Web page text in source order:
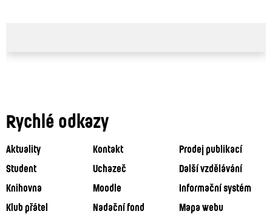
Rychlé odkazy
Aktuality Kontakt
Prodej publikací
Student
Uchazeč
Další vzdělávání
Knihovna
Moodle
Informační systém
Klub přátel
Nadační fond Mapa webu